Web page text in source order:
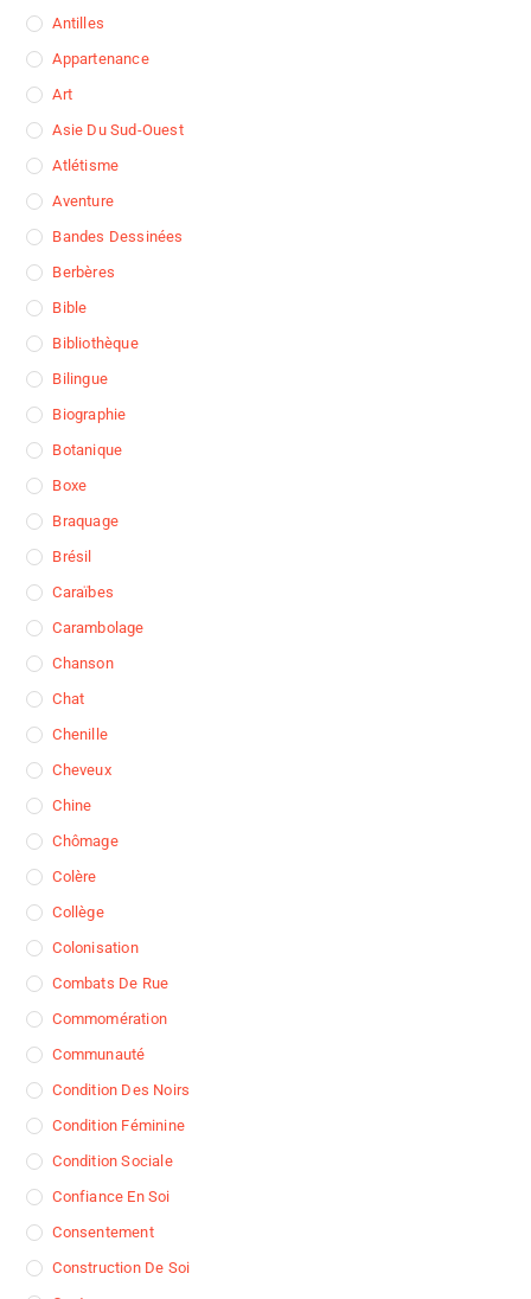
Antilles
Appartenance
Art
Asie Du Sud-Ouest
Atlétisme
Aventure
Bandes Dessinées
Berbères
Bible
Bibliothèque
Bilingue
Biographie
Botanique
Boxe
Braquage
Brésil
Caraïbes
Carambolage
Chanson
Chat
Chenille
Cheveux
Chine
Chômage
Colère
Collège
Colonisation
Combats De Rue
Commomération
Communauté
Condition Des Noirs
Condition Féminine
Condition Sociale
Confiance En Soi
Consentement
Construction De Soi